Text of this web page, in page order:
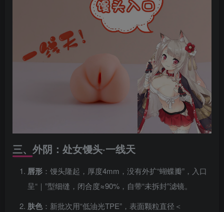
三、外阴：处女馒头·一线天
唇形 ：馒头隆起，厚度4mm，没有外扩“蝴蝶瓣”，入口
呈“｜”型细缝，闭合度≈90%，自带“未拆封”滤镜。
肤色：新批次用“低油光TPE”，表面颗粒直径＜